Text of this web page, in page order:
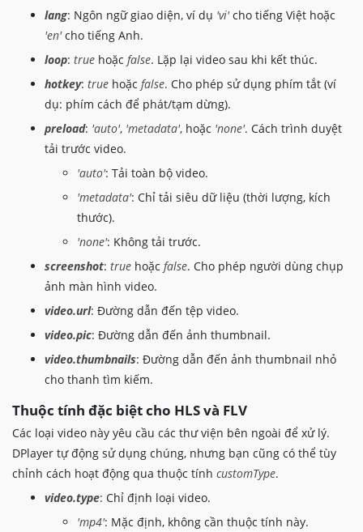
type : 'mp4'
}
// Cấu hình DPlayer cho HLS
const dpHLS = new DPlayer
autoplay: true,
lang
theme
'#ff6666'
hotkey: true,
preload
video
{
url:
type: 'hls',
customType
hls: function
const
                        hls
.loadSource
                        hls
. attachMedia(video );
}
// Cấu hình DPlayer cho FLV
const dpFLV = new DPlayer({
container
document
autoplay
true
lang: 'vi' ,
lang: Ngôn ngữ giao diện, ví dụ 'vi'cho tiếng Việt hoặc
'en'cho tiếng Anh.
loop: true hoặc false. Lặp lại video sau khi kết thúc.
hotkey: true hoặc false. Cho phép sử dụng phím tắt (ví
dụ: phím cách để phát/tạm dừng).
preload: 'auto', 'metadata', hoặc 'none'. Cách trình duyệt
tải trước video.
'auto': Tải toàn bộ video.
'metadata': Chỉ tải siêu dữ liệu (thời lượng, kích
thước).
'none': Không tải trước.
screenshot: true hoặc false. Cho phép người dùng chụp
ảnh màn hình video.
video.url: Đường dẫn đến tệp video.
video.pic: Đường dẫn đến ảnh thumbnail.
video.thumbnails: Đường dẫn đến ảnh thumbnail nhỏ
cho thanh tìm kiếm.
Thuộc tính đặc biệt cho HLS và FLV
Các loại video này yêu cầu các thư viện bên ngoài để xử lý.
DPlayer tự động sử dụng chúng, nhưng bạn cũng có thể tùy
chỉnh cách hoạt động qua thuộc tính customType.
video.type: Chỉ định loại video.
'mp4': Mặc định, không cần thuộc tính này.